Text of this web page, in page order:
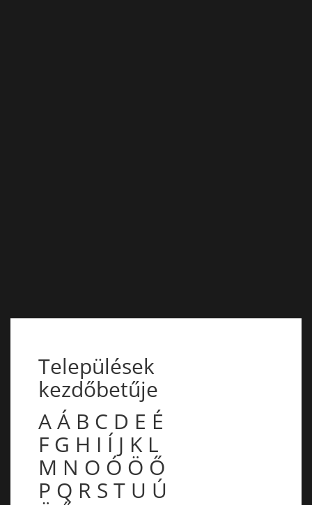
Települések
kezdőbetűje
AÁ B C D E É
F G H I Í J K L
M N O Ó Ö Ő
P Q R S T U Ú